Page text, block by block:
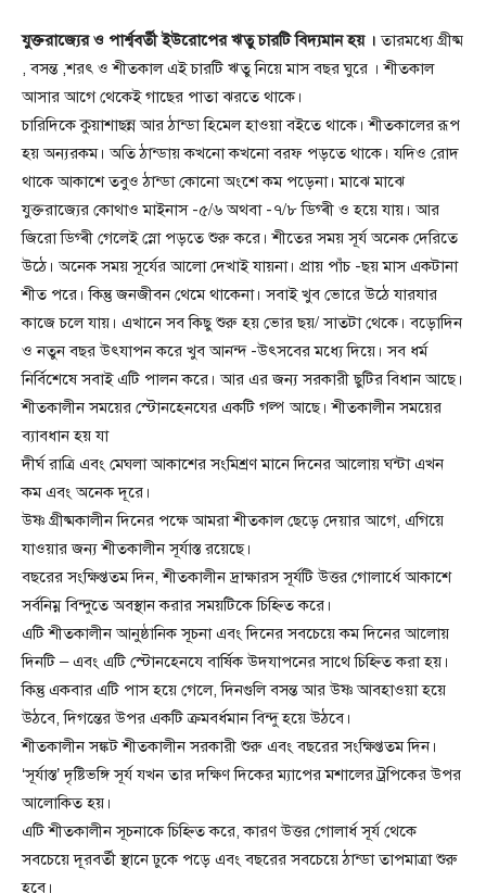
যুক্তরাজ্যের ও পার্শ্ববর্তী ইউরোপের ঋতু চারটি বিদ্যমান হয় । তারমধ্যে গ্রীষ্ম
, বসন্ত ,শরৎ ও শীতকাল এই চারটি ঋতু নিয়ে মাস বছর ঘুরে । শীতকাল
আসার আগে থেকেই গাছের পাতা ঝরতে থাকে।
চারিদিকে কুয়াশাছন্ন আর ঠান্ডা হিমেল হাওয়া বইতে থাকে। শীতকালের রূপ
হয় অন্যরকম। অতি ঠান্ডায় কখনো কখনো বরফ পড়তে থাকে। যদিও রোদ
থাকে আকাশে তবুও ঠান্ডা কোনো অংশে কম পড়েনা। মাঝে মাঝে
যুক্তরাজ্যের কোথাও মাইনাস -৫/৬ অথবা -৭/৮ ডিগ্ৰী ও হয়ে যায়। আর
জিরো ডিগ্ৰী গেলেই স্নো পড়তে শুরু করে। শীতের সময় সূর্য অনেক দেরিতে
উঠে। অনেক সময় সূর্যের আলো দেখাই যায়না। প্রায় পাঁচ -ছয় মাস একটানা
শীত পরে। কিন্তু জনজীবন থেমে থাকেনা। সবাই খুব ভোরে উঠে যারযার
কাজে চলে যায়। এখানে সব কিছু শুরু হয় ভোর ছয়/ সাতটা থেকে। বড়োদিন
ও নতুন বছর উৎযাপন করে খুব আনন্দ -উৎসবের মধ্যে দিয়ে। সব ধর্ম
নির্বিশেষে সবাই এটি পালন করে। আর এর জন্য সরকারী ছুটির বিধান আছে।
শীতকালীন সময়ের স্টোনহেনযের একটি গল্প আছে। শীতকালীন সময়ের
ব্যাবধান হয় যা
দীর্ঘ রাত্রি এবং মেঘলা আকাশের সংমিশ্রণ মানে দিনের আলোয় ঘন্টা এখন
কম এবং অনেক দূরে।
উষ্ণ গ্রীষ্মকালীন দিনের পক্ষে আমরা শীতকাল ছেড়ে দেয়ার আগে, এগিয়ে
যাওয়ার জন্য শীতকালীন সূর্যাস্ত রয়েছে।
বছরের সংক্ষিপ্ততম দিন, শীতকালীন দ্রাক্ষারস সূর্যটি উত্তর গোলার্ধে আকাশে
সর্বনিম্ন বিন্দুতে অবস্থান করার সময়টিকে চিহ্নিত করে।
এটি শীতকালীন আনুষ্ঠানিক সূচনা এবং দিনের সবচেয়ে কম দিনের আলোয়
দিনটি – এবং এটি স্টোনহেনযে বার্ষিক উদযাপনের সাথে চিহ্নিত করা হয়।
কিন্তু একবার এটি পাস হয়ে গেলে, দিনগুলি বসন্ত আর উষ্ণ আবহাওয়া হয়ে
উঠবে, দিগন্তের উপর একটি ক্রমবর্ধমান বিন্দু হয়ে উঠবে।
শীতকালীন সঙ্কট শীতকালীন সরকারী শুরু এবং বছরের সংক্ষিপ্ততম দিন।
‘সূর্যাস্ত’ দৃষ্টিভঙ্গি সূর্য যখন তার দক্ষিণ দিকের ম্যাপের মশালের ট্রপিকের উপর
আলোকিত হয়।
এটি শীতকালীন সূচনাকে চিহ্নিত করে, কারণ উত্তর গোলার্ধ সূর্য থেকে
সবচেয়ে দূরবর্তী স্থানে ঢুকে পড়ে এবং বছরের সবচেয়ে ঠান্ডা তাপমাত্রা শুরু
হবে।